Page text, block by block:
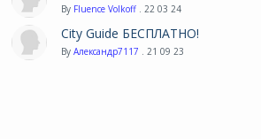
By Fluence Volkoff . 22 03 24
City Guide БЕСПЛАТНО!
By Александр7117 . 21 09 23